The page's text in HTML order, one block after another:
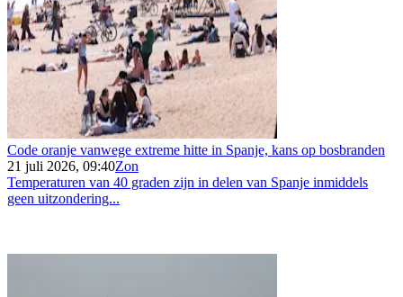
Code oranje vanwege extreme hitte in Spanje, kans op bosbranden
21 juli 2026, 09:40Zon
Temperaturen van 40 graden zijn in delen van Spanje inmiddels
geen uitzondering...